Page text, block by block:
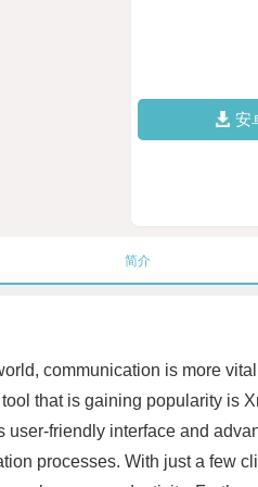
安
简介
communication is more
that is gaining popularity is
user-friendly interface and
processes. With just a few